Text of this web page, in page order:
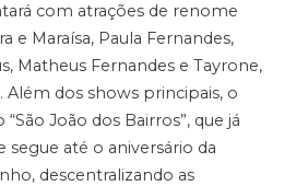
com atrações de renome
e Maraísa, Paula Fernandes,
Matheus Fernandes e Tayrone,
Além dos shows principais, o
João dos Bairros”, que já
até o aniversário da
descentralizando as